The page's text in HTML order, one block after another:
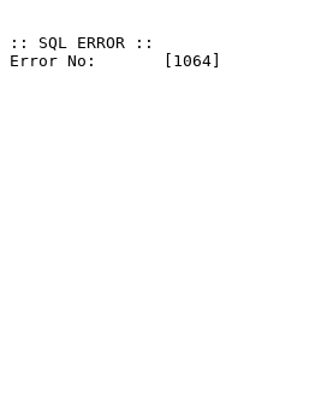
:: SQL ERROR ::
Error No: 	[1064]